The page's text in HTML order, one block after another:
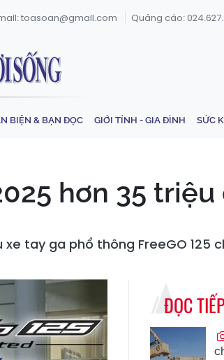
toasoan@gmail.com Quảng cáo:
BIỆN & BẠN ĐỌC GIỚI TÍNH - GIA ĐÌNH SỨC
hơn 35
tay ga phổ thông FreeGO 125
ĐỌC TIẾP